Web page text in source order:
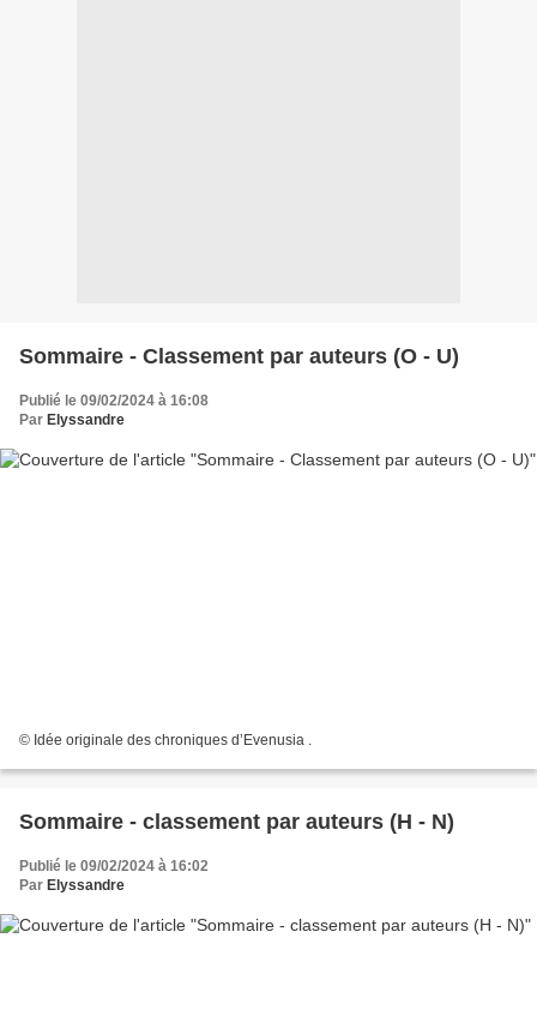
Sommaire - Classement par auteurs (O - U)
Publié le 09/02/2024 à 16:08
Par Elyssandre
© Idée originale des chroniques d’Evenusia .
Sommaire - classement par auteurs (H - N)
Publié le 09/02/2024 à 16:02
Par Elyssandre